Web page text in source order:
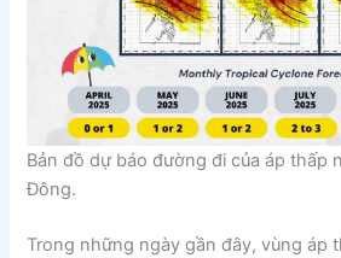
Bản đồ dự báo đường đi của áp thấp
Đông.
Trong những ngày gần đây, vùng áp